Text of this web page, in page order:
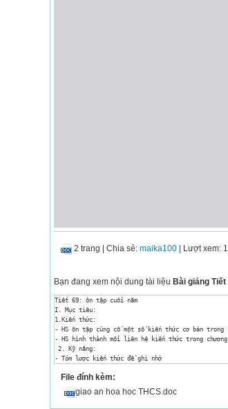
2 trang Chia sẻ: maika100 | Lượt xem:
Bạn đang xem nội dung tài liệu Bài giảng
Tiết 69: ôn tập cuối năm
I. Mục tiêu:
1.Kiến thức:
- HS ôn tập củng cố một số kiến thức cơ bản
- HS hình thành mối liên hệ kiến thức trong
2. Kỹ năng:
- Tóm lược kiến thức để ghi nhớ
3.Thái độ:
- Giáo dục tính cẩn thận , trình bày khoa học, HS
II. Chuẩn bị:
File đính kèm:
giao an hoa hoc THCS.doc